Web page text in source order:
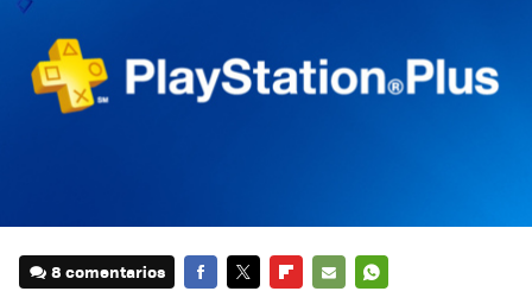
8 comentarios